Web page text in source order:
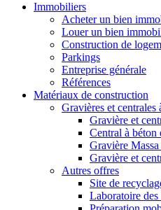
Immobiliers
Acheter un bien
Louer un bien
Construction de
Parkings
Entreprise générale
Références
Matériaux de construction
Gravières et centrales
Gravière et
Central à béton
Gravière
Gravière et
Autres offres
Site de
Laboratoire